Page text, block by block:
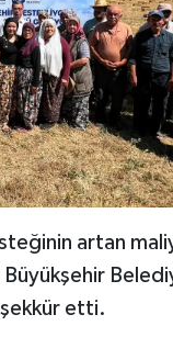
artan
Büyükşehir
etti.